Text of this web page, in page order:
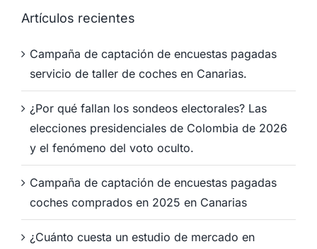
Artículos recientes
Campaña de captación de encuestas pagadas
servicio de taller de coches en Canarias.
¿Por qué fallan los sondeos electorales? Las
elecciones presidenciales de Colombia de 2026
y el fenómeno del voto oculto.
Campaña de captación de encuestas pagadas
coches comprados en 2025 en Canarias
¿Cuánto cuesta un estudio de mercado en